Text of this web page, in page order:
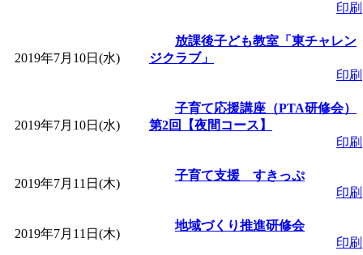
印刷
2019年7月10日(水)
放課後子ども教室「東チャレン
ジクラブ」
印刷
2019年7月10日(水)
子育て応援講座（PTA研修会）
第2回【夜間コース】
印刷
2019年7月11日(木)
子育て支援 すきっぷ
印刷
2019年7月11日(木)
地域づくり推進研修会
印刷